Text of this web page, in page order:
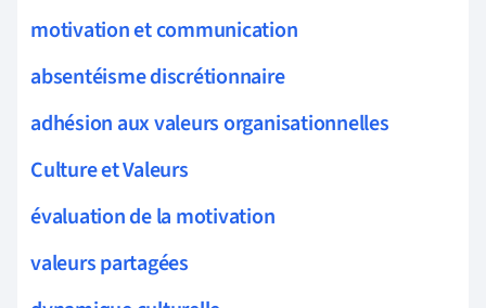
motivation et communication
absentéisme discrétionnaire
adhésion aux valeurs organisationnelles
Culture et Valeurs
évaluation de la motivation
valeurs partagées